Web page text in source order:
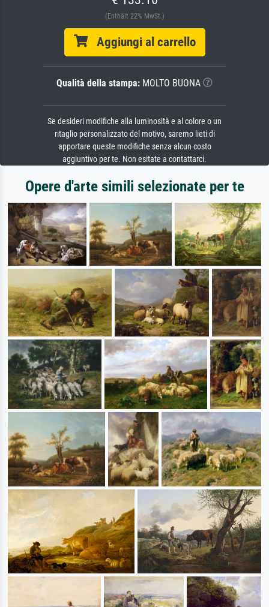
(Enthält 22% MwSt.)
Aggiungi al carrello
Qualità della stampa: MOLTO BUONA
Se desideri modifiche alla luminosità e al colore o un
ritaglio personalizzato del motivo, saremo lieti di
apportare queste modifiche senza alcun costo
aggiuntivo per te. Non esitate a contattarci.
Opere d'arte simili selezionate per te